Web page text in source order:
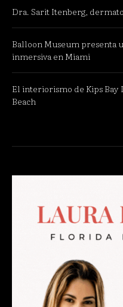
Dra. Sarit Itenberg,
Balloon Museum presenta
inmersiva en Miami
El interiorismo de Kips Bay
Beach